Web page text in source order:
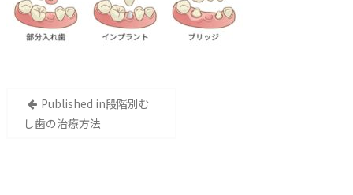
Published in段階別む
し歯の治療方法